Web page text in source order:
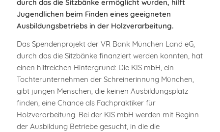
durch das die Sitzbänke ermöglicht wurden, hilft
Jugendlichen beim Finden eines geeigneten
Ausbildungsbetriebs in der Holzverarbeitung.
Das Spendenprojekt der VR Bank München Land eG,
durch das die Sitzbänke finanziert werden konnten, hat
einen hilfreichen Hintergrund: Die KIS mbH, ein
Tochterunternehmen der Schreinerinnung München,
gibt jungen Menschen, die keinen Ausbildungsplatz
finden, eine Chance als Fachpraktiker für
Holzverarbeitung. Bei der KIS mbH werden mit Beginn
der Ausbildung Betriebe gesucht, in die die